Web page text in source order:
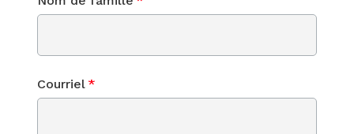
Courriel *